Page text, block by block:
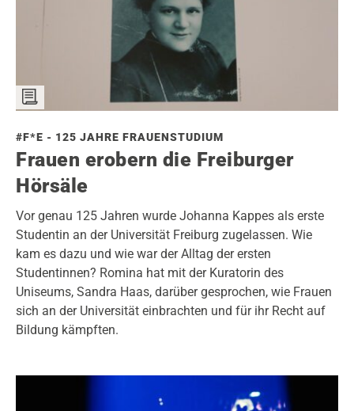
#F*E - 125 JAHRE FRAUENSTUDIUM
Frauen erobern die Freiburger
Hörsäle
Vor genau 125 Jahren wurde Johanna Kappes als erste
Studentin an der Universität Freiburg zugelassen. Wie
kam es dazu und wie war der Alltag der ersten
Studentinnen? Romina hat mit der Kuratorin des
Uniseums, Sandra Haas, darüber gesprochen, wie Frauen
sich an der Universität einbrachten und für ihr Recht auf
Bildung kämpften.